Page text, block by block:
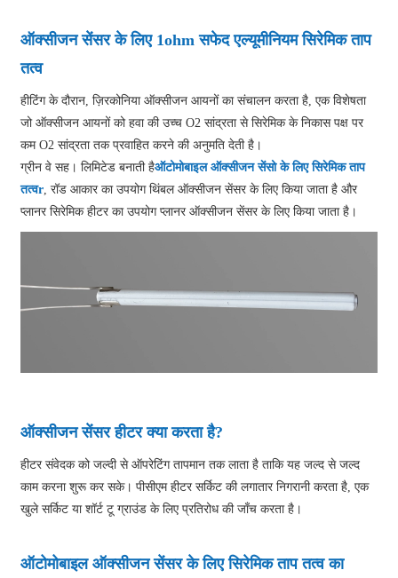
ऑक्सीजन सेंसर के लिए 1ohm सफेद एल्यूमीनियम सिरेमिक ताप
तत्व
हीटिंग के दौरान, ज़िरकोनिया ऑक्सीजन आयनों का संचालन करता है, एक विशेषता
जो ऑक्सीजन आयनों को हवा की उच्च O2 सांद्रता से सिरेमिक के निकास पक्ष पर
कम O2 सांद्रता तक प्रवाहित करने की अनुमति देती है।
ग्रीन वे सह। लिमिटेड बनाती हैऑटोमोबाइल ऑक्सीजन सेंसो के लिए सिरेमिक ताप
तत्वr , रॉड आकार का उपयोग थिंबल ऑक्सीजन सेंसर के लिए किया जाता है और
प्लानर सिरेमिक हीटर का उपयोग प्लानर ऑक्सीजन सेंसर के लिए किया जाता है।
ऑक्सीजन सेंसर हीटर क्या करता है?
हीटर संवेदक को जल्दी से ऑपरेटिंग तापमान तक लाता है ताकि यह जल्द से जल्द
काम करना शुरू कर सके। पीसीएम हीटर सर्किट की लगातार निगरानी करता है, एक
खुले सर्किट या शॉर्ट टू ग्राउंड के लिए प्रतिरोध की जाँच करता है।
ऑटोमोबाइल ऑक्सीजन सेंसर के लिए सिरेमिक ताप तत्व का